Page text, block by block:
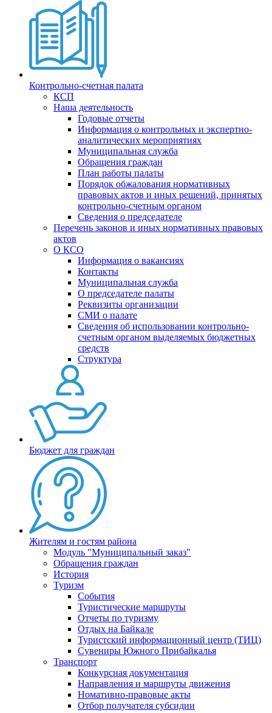
Контрольно-счетная палата
КСП
Наша деятельность
Годовые отчеты
Информация о контрольных и экспертно-
аналитических мероприятиях
Муниципальная служба
Обращения граждан
План работы палаты
Порядок обжалования нормативных
правовых актов и иных решений, принятых
контрольно-счетным органом
Сведения о председателе
Перечень законов и иных нормативных правовых
актов
О КСО
Информация о вакансиях
Контакты
Муниципальная служба
О председателе палаты
Реквизиты организации
СМИ о палате
Сведения об использовании контрольно-
счетным органом выделяемых бюджетных
средств
Структура
Бюджет для граждан
Жителям и гостям района
Модуль "Муниципальный заказ"
Обращения граждан
История
Туризм
События
Туристические маршруты
Отчеты по туризму
Отдых на Байкале
Туристский информационный центр (ТИЦ)
Сувениры Южного Прибайкалья
Транспорт
Конкурсная документация
Направления и маршруты движения
Номативно-правовые акты
Отбор получателя субсидии